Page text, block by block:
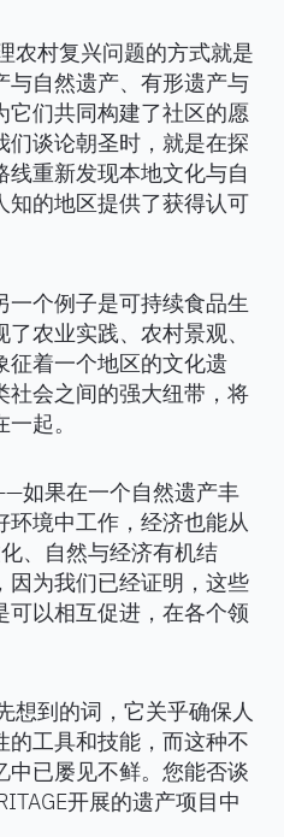
农村复兴问题的方式就是
与自然遗产、有形遗产与
它们共同构建了社区的愿
谈论朝圣时，就是在探
重新发现本地文化与自
知的地区提供了获得认可
个例子是可持续食品生
农业实践、农村景观、
征着一个地区的文化遗
社会之间的强大纽带，将
起。
如果在一个自然遗产丰
境中工作，经济也能从
、自然与经济有机结
因为我们已经证明，这些
以相互促进，在各个领
想到的词，它关乎确保人
工具和技能，而这种不
已屡见不鲜。您能否谈
开展的遗产项目中